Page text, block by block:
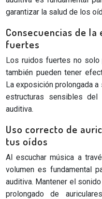
garantizar la salud de los
Consecuencias de
fuertes
Los ruidos fuertes no
también pueden tener
La exposición prolongada
estructuras sensibles
auditiva.
Uso correcto de
tus oídos
Al escuchar música a
volumen es fundamental
auditiva. Mantener el
prolongado de